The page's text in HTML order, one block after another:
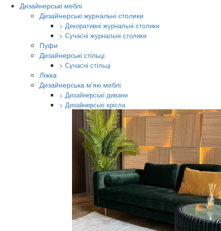
Дизайнерські меблі
Дизайнерські журнальні столики
> Декоративні журнальні столики
> Сучасні журнальні столики
Пуфи
Дизайнерські стільці
> Сучасні стільці
Ліжка
Дизайнерська м'які меблі
> Дизайнерські дивани
> Дизайнерські крісла